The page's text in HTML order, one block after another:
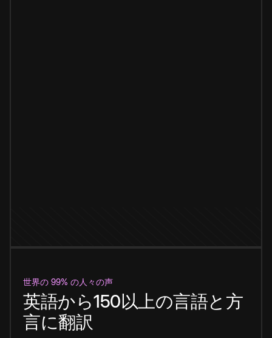
世界の 99% の人々の声
英語から150以上の言語と方
言に翻訳